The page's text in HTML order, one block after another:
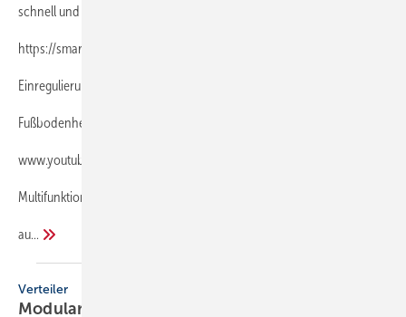
schnell und zuverlässig auslegen
https://smartfloor.tece.com
Einregulierung einer ...
Fußbodenheizung mit sichtbaren Reaktionen im Video
www.youtube.com
Multifunktionale App ...
au...
Verteiler
Modular